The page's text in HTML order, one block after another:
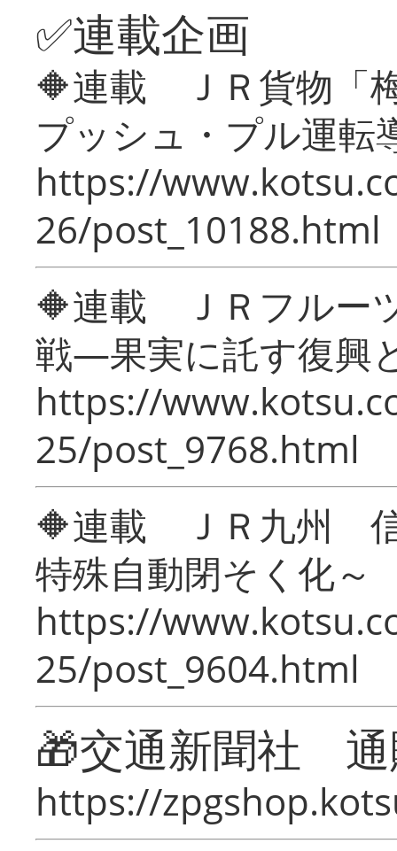
✅連載企画
🔶連載 ＪＲ貨物「
プッシュ・プル運転
https://
26/post_10188.html
🔶連載 ＪＲフルー
戦―果実に託す復興
https://
25/post_9768.html
🔶連載 ＪＲ九州 信
特殊自動閉そく化～
https://
25/post_9604.html
🎁交通新聞社
https://